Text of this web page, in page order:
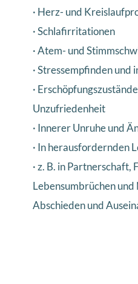
· Herz- und
· Schlafirritationen
· Atem- und
· Stressempfinden und
·
Unzufriedenheit
· Innerer Unruhe und
· In herausfordernden
· z. B. in Partnerschaft,
Lebensumbrüchen und
Abschieden und